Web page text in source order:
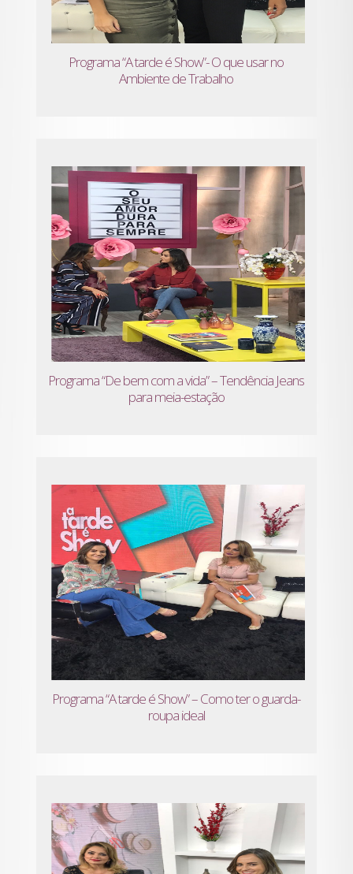
Programa “A tarde é Show”- O que usar no
Ambiente de Trabalho
Programa “De bem com a vida” – Tendência Jeans
para meia-estação
Programa “A tarde é Show” – Como ter o guarda-
roupa ideal